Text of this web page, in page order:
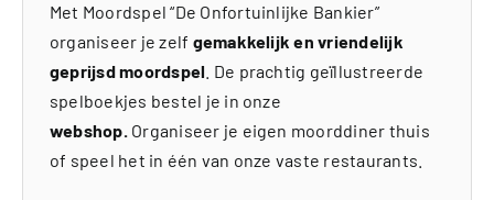
Met Moordspel “De Onfortuinlijke Bankier”
organiseer je zelf gemakkelijk en vriendelijk
geprijsd moordspel . De prachtig geïllustreerde
spelboekjes bestel je in onze
webshop. Organiseer je eigen moorddiner thuis
of speel het in één van onze vaste restaurants.